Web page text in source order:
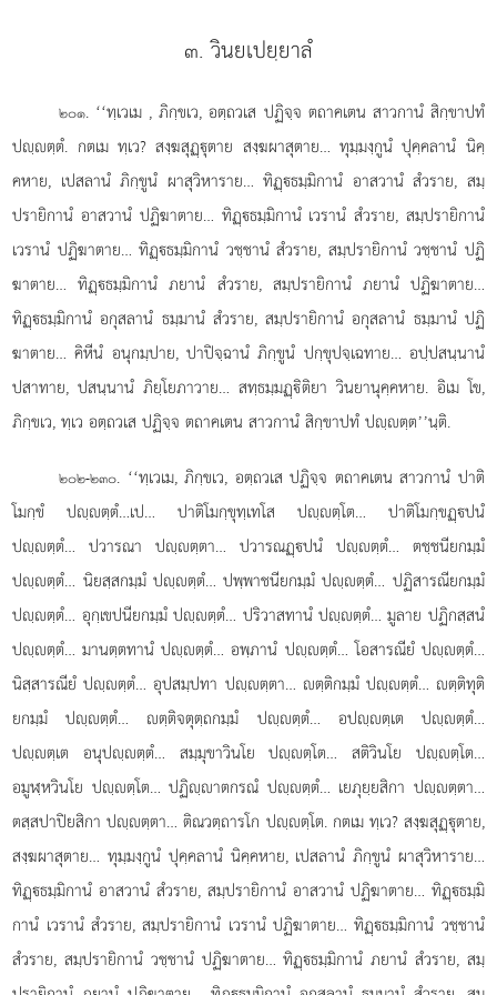
๓. วินยเปยฺยาลํ
๒๐๑. ‘‘ทฺเวเม , ภิกฺขเว, อตฺถวเส ปฏิจฺจ ตถาคเตน สาวกานํ สิกฺขาปทํ
ปฺตฺตํ. กตเม ทฺเว? สงฺฆสุฏฺุตาย สงฺฆผาสุตาย… ทุมฺมงฺกูนํ ปุคฺคลานํ นิคฺ
คหาย, เปสลานํ ภิกฺขูนํ ผาสุวิหาราย… ทิฏฺธมฺมิกานํ อาสวานํ สํวราย, สมฺ
ปรายิกานํ อาสวานํ ปฏิฆาตาย… ทิฏฺธมฺมิกานํ เวรานํ สํวราย, สมฺปรายิกานํ
เวรานํ ปฏิฆาตาย… ทิฏฺธมฺมิกานํ วชฺชานํ สํวราย, สมฺปรายิกานํ วชฺชานํ ปฏิ
ฆาตาย… ทิฏฺธมฺมิกานํ ภยานํ สํวราย, สมฺปรายิกานํ ภยานํ ปฏิฆาตาย…
ทิฏฺธมฺมิกานํ อกุสลานํ ธมฺมานํ สํวราย, สมฺปรายิกานํ อกุสลานํ ธมฺมานํ ปฏิ
ฆาตาย… คิหีนํ อนุกมฺปาย, ปาปิจฺฉานํ ภิกฺขูนํ ปกฺขุปจฺเฉทาย… อปฺปสนฺนานํ
ปสาทาย, ปสนฺนานํ ภิยฺโยภาวาย… สทฺธมฺมฏฺิติยา วินยานุคฺคหาย. อิเม โข,
ภิกฺขเว, ทฺเว อตฺถวเส ปฏิจฺจ ตถาคเตน สาวกานํ สิกฺขาปทํ ปฺตฺต’’นฺติ.
๒๐๒-๒๓๐. ‘‘ทฺเวเม, ภิกฺขเว, อตฺถวเส ปฏิจฺจ ตถาคเตน สาวกานํ ปาติ
โมกฺขํ ปฺตฺตํ…เป… ปาติโมกฺขุทฺเทโส ปฺตฺโต… ปาติโมกฺขฏฺปนํ
ปฺตฺตํ… ปวารณา ปฺตฺตา… ปวารณฏฺปนํ ปฺตฺตํ… ตชฺชนียกมฺมํ
ปฺตฺตํ… นิยสฺสกมฺมํ ปฺตฺตํ… ปพฺพาชนียกมฺมํ ปฺตฺตํ… ปฏิสารณียกมฺมํ
ปฺตฺตํ… อุกฺเขปนียกมฺมํ ปฺตฺตํ… ปริวาสทานํ ปฺตฺตํ… มูลาย ปฏิกสฺสนํ
ปฺตฺตํ… มานตฺตทานํ ปฺตฺตํ… อพฺภานํ ปฺตฺตํ… โอสารณียํ ปฺตฺตํ…
นิสฺสารณียํ ปฺตฺตํ… อุปสมฺปทา ปฺตฺตา… ตฺติกมฺมํ ปฺตฺตํ… ตฺติทุติ
ยกมฺมํ ปฺตฺตํ… ตฺติจตุตฺถกมฺมํ ปฺตฺตํ… อปฺตฺเต ปฺตฺตํ…
ปฺตฺเต อนุปฺตฺตํ… สมฺมุขาวินโย ปฺตฺโต… สติวินโย ปฺตฺโต…
อมูฬฺหวินโย ปฺตฺโต… ปฏิฺาตกรณํ ปฺตฺตํ… เยภุยฺยสิกา ปฺตฺตา…
ตสฺสปาปิยสิกา ปฺตฺตา… ติณวตฺถารโก ปฺตฺโต. กตเม ทฺเว? สงฺฆสุฏฺุตาย,
สงฺฆผาสุตาย… ทุมฺมงฺกูนํ ปุคฺคลานํ นิคฺคหาย, เปสลานํ ภิกฺขูนํ ผาสุวิหาราย…
ทิฏฺธมฺมิกานํ อาสวานํ สํวราย, สมฺปรายิกานํ อาสวานํ ปฏิฆาตาย… ทิฏฺธมฺมิ
กานํ เวรานํ สํวราย, สมฺปรายิกานํ เวรานํ ปฏิฆาตาย… ทิฏฺธมฺมิกานํ วชฺชานํ
สํวราย, สมฺปรายิกานํ วชฺชานํ ปฏิฆาตาย… ทิฏฺธมฺมิกานํภยานํ สํวราย, สมฺ